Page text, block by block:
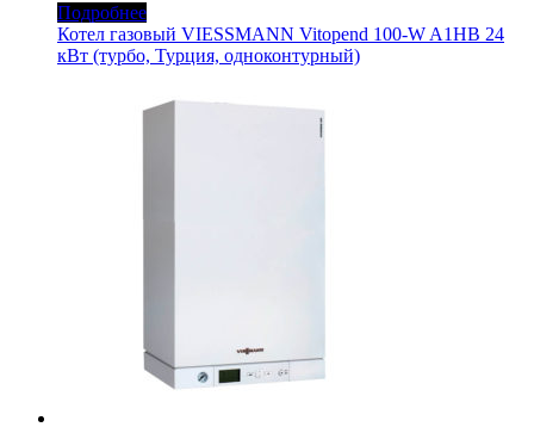
Подробнее
Котел газовый VIESSMANN Vitopend 100-W A1HB 24
кВт (турбо, Турция, одноконтурный)